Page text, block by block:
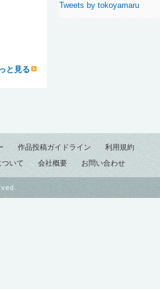
と見る
Tweets by tokoyamaru
作品投稿ガイドライン
利用規約
いて 会社概要 お問い合わせ